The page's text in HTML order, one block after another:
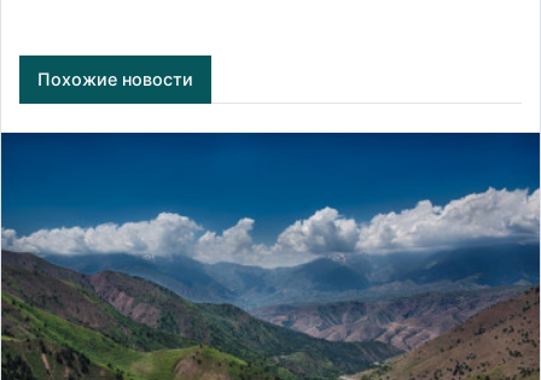
Похожие новости